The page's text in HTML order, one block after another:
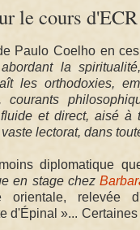
le cours
Paulo Coelho en
la
les orthodoxies,
courants
et direct, aisé
lectorat, dans
diplomatique
en stage chez
orientale, relevée
d'Épinal »... Certaines